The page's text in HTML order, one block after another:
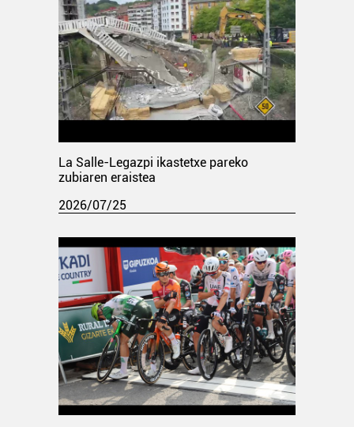
La Salle-Legazpi ikastetxe pareko
zubiaren eraistea
2026/07/25